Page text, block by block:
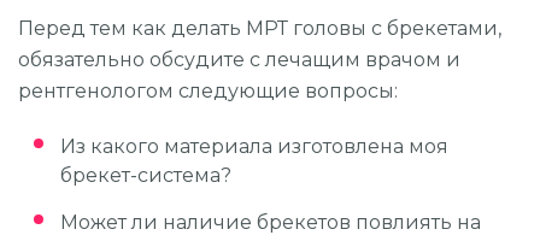
Перед тем как делать МРТ головы с брекетами,
обязательно обсудите с лечащим врачом и
рентгенологом следующие вопросы:
Из какого материала изготовлена моя
брекет-система?
Может ли наличие брекетов повлиять на